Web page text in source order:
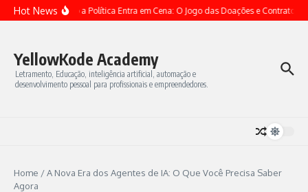
Ir para o conteúdo
Hot NewsQuando a Política Entra em Cena: O Jogo das Doações e Contratos
YellowKode Academy
Letramento, Educação, inteligência artificial, automação e
desenvolvimento pessoal para profissionais e empreendedores.
Home /A Nova Era dos Agentes de IA: O Que Você Precisa Saber
Agora